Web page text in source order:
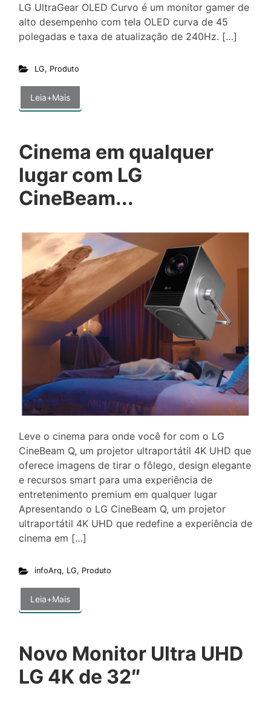
LG UltraGear OLED Curvo é um monitor gamer de
alto desempenho com tela OLED curva de 45
polegadas e taxa de atualização de 240Hz. […]
LG, Produto
Leia+Mais
Cinema em qualquer
lugar com LG
CineBeam...
Leve o cinema para onde você for com o LG
CineBeam Q, um projetor ultraportátil 4K UHD que
oferece imagens de tirar o fôlego, design elegante
e recursos smart para uma experiência de
entretenimento premium em qualquer lugar
Apresentando o LG CineBeam Q, um projetor
ultraportátil 4K UHD que redefine a experiência de
cinema em […]
infoArq, LG, Produto
Leia+Mais
Novo Monitor Ultra UHD
LG 4K de 32″